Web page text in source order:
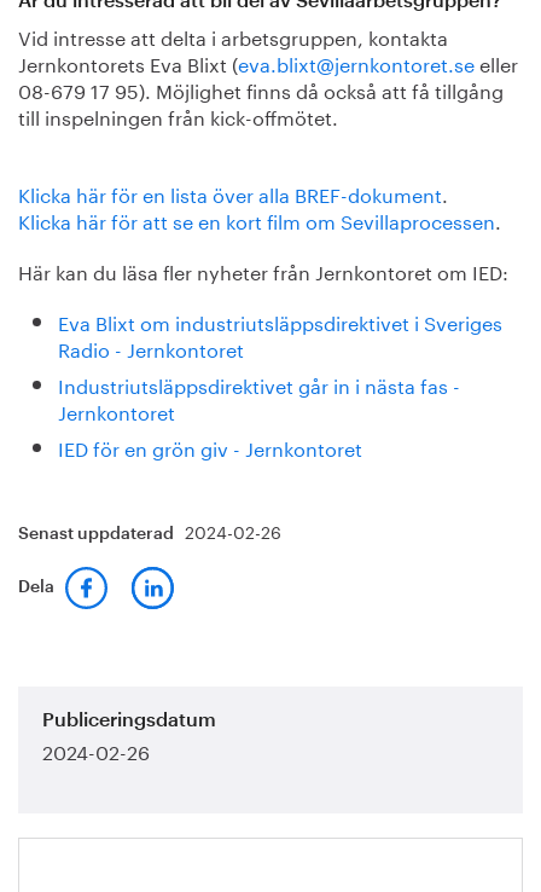
Vid intresse att delta i arbetsgruppen, kontakta
Jernkontorets Eva Blixt (eva.blixt@jernkontoret.seeller
08-679 17 95). Möjlighet finns då också att få tillgång
till inspelningen från kick-offmötet.
Klicka här för en lista över alla BREF-dokument.
Klicka här för att se en kort film om Sevillaprocessen.
Här kan du läsa fler nyheter från Jernkontoret om IED:
Eva Blixt om industriutsläppsdirektivet i Sveriges
Radio - Jernkontoret
Industriutsläppsdirektivet går in i nästa fas -
Jernkontoret
IED för en grön giv - Jernkontoret
Senast uppdaterad 2024-02-26
Dela
Publiceringsdatum
2024-02-26